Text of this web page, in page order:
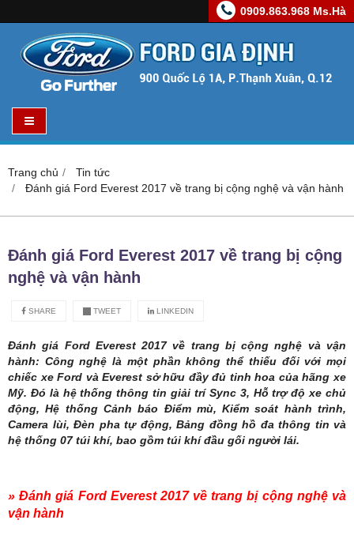
0909.863.968 Ms.Hà
Trang chủ
Tin tức
Đánh giá Ford Everest 2017 về trang bị cộng nghệ và vận hành
Đánh giá Ford Everest 2017 về trang bị cộng
nghệ và vận hành
SHARE TWEET LINKEDIN
Đánh giá Ford Everest 2017 về trang bị cộng nghệ và vận
hành: Công nghệ là một phần không thể thiếu đối với mọi
chiếc xe Ford và Everest sở hữu đầy đủ tinh hoa của hãng xe
Mỹ. Đó là hệ thống thông tin giải trí Sync 3, Hỗ trợ độ xe chủ
động, Hệ thống Cảnh báo Điểm mù, Kiểm soát hành trình,
Camera lùi, Đèn pha tự động, Bảng đồng hồ đa thông tin và
hệ thống 07 túi khí, bao gồm túi khí đầu gối người lái.
» Đánh giá Ford Everest 2017 về trang bị cộng nghệ và
vận hành